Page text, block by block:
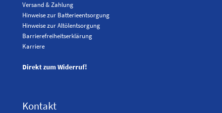
Versand & Zahlung
Hinweise zur Batterieentsorgung
Hinweise zur Altölentsorgung
Barrierefreiheitserklärung
Karriere
Direkt zum Widerruf!
Kontakt